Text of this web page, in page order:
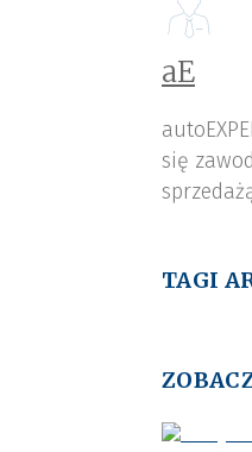
aE
się
TAGI